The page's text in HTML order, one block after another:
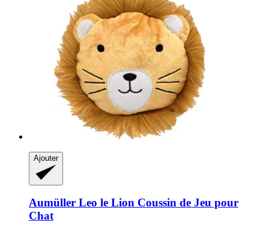
Ajouter
Aumüller Leo le Lion Coussin de Jeu pour
Chat